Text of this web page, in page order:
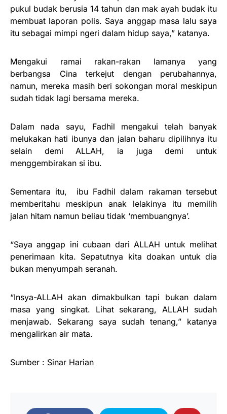
pukul budak berusia 14 tahun dan mak ayah budak itu
membuat laporan polis. Saya anggap masa lalu saya
itu sebagai mimpi ngeri dalam hidup saya,” katanya.
Mengakui ramai rakan-rakan lamanya yang
berbangsa Cina terkejut dengan perubahannya,
namun, mereka masih beri sokongan moral meskipun
sudah tidak lagi bersama mereka.
Dalam nada sayu, Fadhil mengakui telah banyak
melukakan hati ibunya dan jalan baharu dipilihnya itu
selain demi ALLAH, ia juga demi untuk
menggembirakan si ibu.
Sementara itu, ibu Fadhil dalam rakaman tersebut
memberitahu meskipun anak lelakinya itu memilih
jalan hitam namun beliau tidak ‘membuangnya’.
“Saya anggap ini cubaan dari ALLAH untuk melihat
penerimaan kita. Sepatutnya kita doakan untuk dia
bukan menyumpah seranah.
“Insya-ALLAH akan dimakbulkan tapi bukan dalam
masa yang singkat. Lihat sekarang, ALLAH sudah
menjawab. Sekarang saya sudah tenang,” katanya
mengalirkan air mata.
Sumber : Sinar Harian